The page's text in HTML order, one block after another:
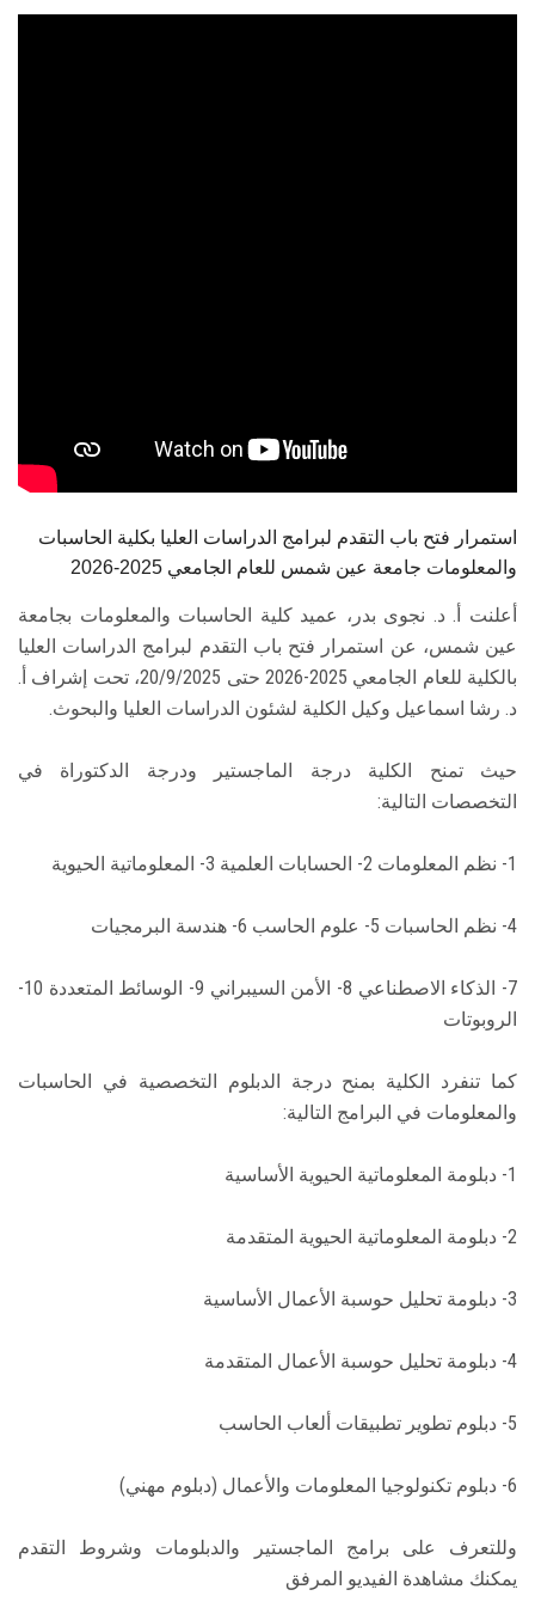
الطلاب
استمرار فتح باب التقدم لبرامج الدراسات العليا بكلية الحاسبات
والمعلومات جامعة عين شمس للعام الجامعي 2025-2026
أعلنت أ. د. نجوى بدر، عميد كلية الحاسبات والمعلومات بجامعة
عين شمس، عن استمرار فتح باب التقدم لبرامج الدراسات العليا
بالكلية للعام الجامعي 2025-2026 حتى 20/9/2025، تحت إشراف أ.
د. رشا اسماعيل وكيل الكلية لشئون الدراسات العليا والبحوث.
حيث تمنح الكلية درجة الماجستير ودرجة الدكتوراة في
التخصصات التالية:
1- نظم المعلومات 2- الحسابات العلمية 3- المعلوماتية الحيوية
4- نظم الحاسبات 5- علوم الحاسب 6- هندسة البرمجيات
7- الذكاء الاصطناعي 8- الأمن السيبراني 9- الوسائط المتعددة 10-
الروبوتات
كما تنفرد الكلية بمنح درجة الدبلوم التخصصية في الحاسبات
والمعلومات في البرامج التالية:
1- دبلومة المعلوماتية الحيوية الأساسية
2- دبلومة المعلوماتية الحيوية المتقدمة
3- دبلومة تحليل حوسبة الأعمال الأساسية
4- دبلومة تحليل حوسبة الأعمال المتقدمة
5- دبلوم تطوير تطبيقات ألعاب الحاسب
6- دبلوم تكنولوجيا المعلومات والأعمال (دبلوم مهني)
وللتعرف على برامج الماجستير والدبلومات وشروط التقدم
يمكنك مشاهدة الفيديو المرفق